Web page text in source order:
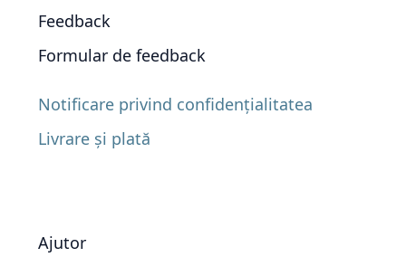
Feedback
Formular de feedback
Notificare privind confidențialitatea
Livrare și plată
Ajutor